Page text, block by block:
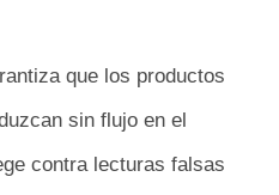
que los productos
sin flujo en el
contra lecturas falsas